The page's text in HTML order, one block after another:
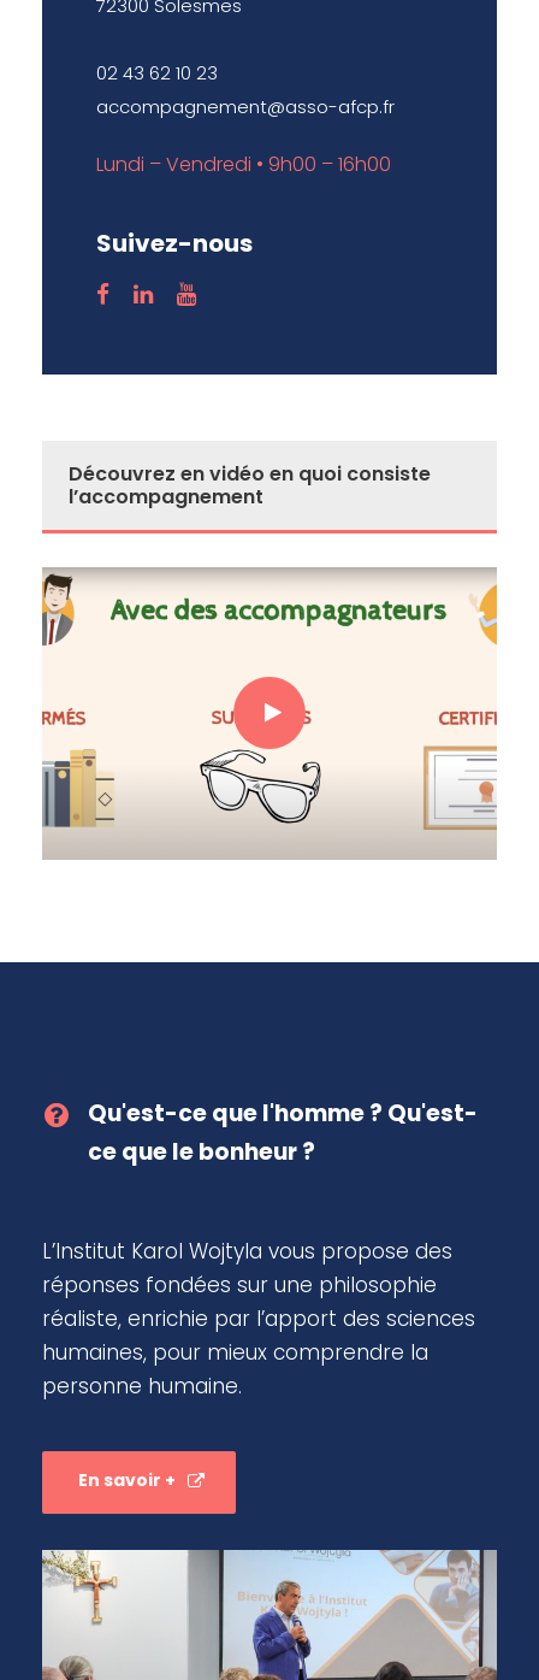
02 43 62 10 23
accompagnement@asso-afcp.fr
Lundi – Vendredi • 9h00 – 16h00
Suivez-nous
Découvrez en vidéo en quoi consiste
l’accompagnement
Qu'est-ce que l'homme ? Qu'est-
ce que le bonheur ?
L’Institut Karol Wojtyla vous propose des
réponses fondées sur une philosophie
réaliste, enrichie par l’apport des sciences
humaines, pour mieux comprendre la
personne humaine.
En savoir +